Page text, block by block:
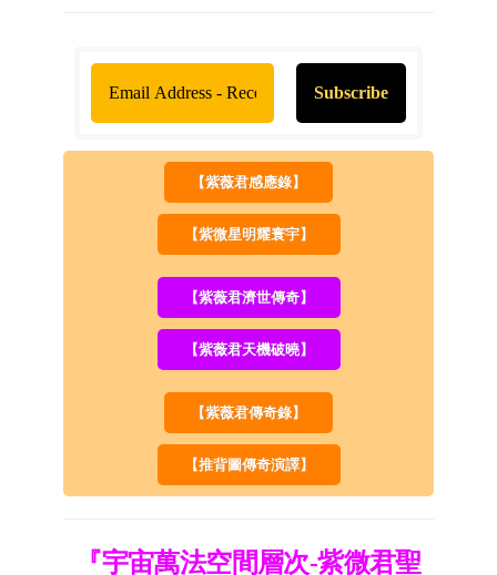
【紫薇君感應錄】
【紫微星明耀寰宇】
【紫薇君濟世傳奇】
【紫薇君天機破曉】
【紫薇君傳奇錄】
【推背圖傳奇演譯】
『宇宙萬法空間層次-紫微君聖